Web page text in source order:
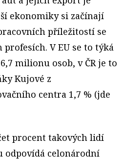
ekonomiky si začínají
příležitostí se
V EU se to týká
milionu osob, v ČR je to
Kujové z
centra 1,7 % (jde
procent takových lidí
odpovídá celonárodní